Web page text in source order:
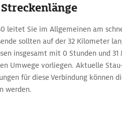
leitet Sie im Allgemeinen am
sollten auf der 32 Kilometer
insgesamt mit 0 Stunden und
Umwege vorliegen. Aktuelle
für diese Verbindung können
werden.